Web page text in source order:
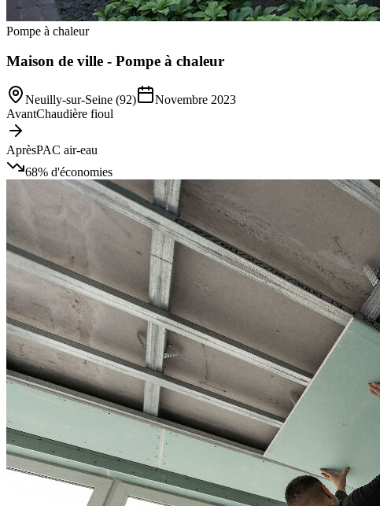
Pompe à chaleur
Maison de ville - Pompe à chaleur
Neuilly-sur-Seine (92)
Novembre 2023
AvantChaudière fioul
AprèsPAC air-eau
68% d'économies